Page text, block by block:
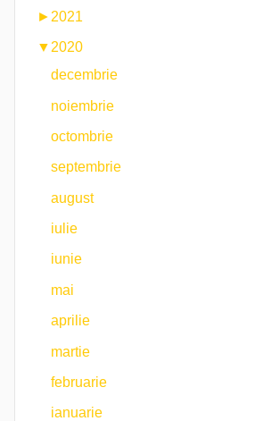
► 2021
▼ 2020
decembrie
noiembrie
octombrie
septembrie
august
iulie
iunie
mai
aprilie
martie
februarie
ianuarie